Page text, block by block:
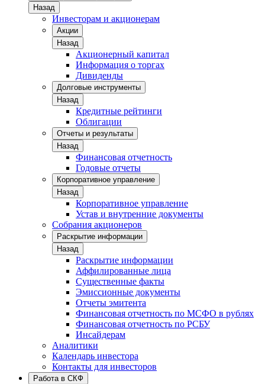
Назад
Инвесторам и акционерам
Акции
Назад
Акционерный капитал
Информация о торгах
Дивиденды
Долговые инструменты
Назад
Кредитные рейтинги
Облигации
Отчеты и результаты
Назад
Финансовая отчетность
Годовые отчеты
Корпоративное управление
Назад
Корпоративное управление
Устав и внутренние документы
Собрания акционеров
Раскрытие информации
Назад
Раскрытие информации
Аффилированные лица
Существенные факты
Эмиссионные документы
Отчеты эмитента
Финансовая отчетность по МСФО в рублях
Финансовая отчетность по РСБУ
Инсайдерам
Аналитики
Календарь инвестора
Контакты для инвесторов
Работа в СКФ